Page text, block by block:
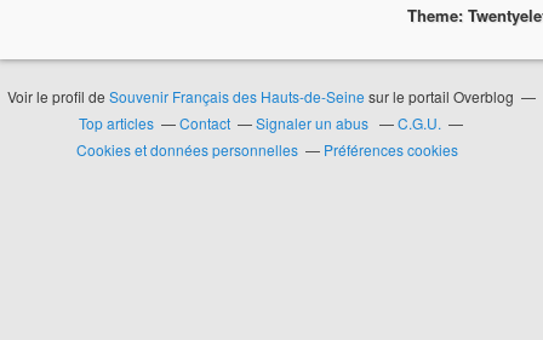
Theme:
Voir le profil de Souvenir Français des Hauts-de-Seine sur le portail Overblog
Top articles
Contact Signaler un abus
C.G.U.
Cookies et données personnelles
Préférences cookies